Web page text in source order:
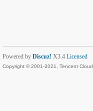
Powered by Discuz! X3.4 Licensed
Copyright © 2001-2021, Tencent Cloud.